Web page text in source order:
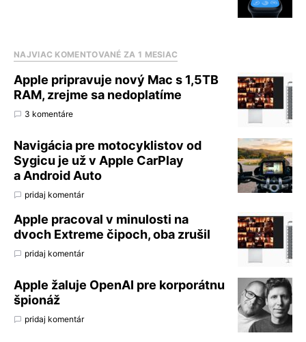
NAJVIAC KOMENTOVANÉ ZA 1 MESIAC
Apple pripravuje nový Mac s 1,5TB
RAM, zrejme sa nedoplatíme
3 komentáre
Navigácia pre motocyklistov od
Sygicu je už v Apple CarPlay
a Android Auto
pridaj komentár
Apple pracoval v minulosti na
dvoch Extreme čipoch, oba zrušil
pridaj komentár
Apple žaluje OpenAI pre korporátnu
špionáž
pridaj komentár